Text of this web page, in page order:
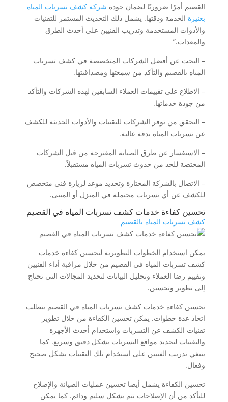
القصيم أمرًا ضروريًا لضمان جودة شركة كشف تسربات المياه
بعنيزة الخدمة ودقتها. يشمل ذلك التحديث المستمر للتقنيات
والأدوات المستخدمة وتدريب الفنيين على أحدث الطرق
والمعدات.”
– البحث عن أفضل الشركات المتخصصة في كشف تسربات
المياه بالقصيم والتأكد من سمعتها ومصداقيتها.
– الاطلاع على تقييمات العملاء السابقين لهذه الشركات والتأكد
من جودة خدماتها.
– التحقق من توفر الشركات للتقنيات والأدوات الحديثة للكشف
عن تسربات المياه بدقة عالية.
– الاستفسار عن طرق الصيانة المقترحة من قبل الشركات
المختصة للحد من حدوث تسربات المياه مستقبلاً.
– الاتصال بالشركة المختارة وتحديد موعد لزيارة فني متخصص
للكشف عن أي تسربات محتملة في المنزل أو المبنى.
تحسين كفاءة خدمات كشف تسربات المياه في القصيم
كشف تسربات المياه بالقصيم
يمكن استخدام الخطوات التطويرية لتحسين كفاءة خدمات
كشف تسربات المياه في القصيم من خلال مراقبة أداء الفنيين
وتقييم رضا العملاء وتحليل البيانات لتحديد المجالات التي تحتاج
إلى تطوير وتحسين.
تحسين كفاءة خدمات كشف تسربات المياه في القصيم يتطلب
اتخاذ عدة خطوات. يمكن تحسين الكفاءة من خلال تطوير
تقنيات الكشف عن التسربات واستخدام أحدث الأجهزة
والتقنيات لتحديد مواقع التسربات بشكل دقيق وسريع. كما
ينبغي تدريب الفنيين على استخدام تلك التقنيات بشكل صحيح
وفعال.
تحسين الكفاءة يشمل أيضا تحسين عمليات الصيانة والإصلاح
للتأكد من أن الإصلاحات تتم بشكل سليم ودائم. كما يمكن